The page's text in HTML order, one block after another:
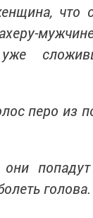
что
перо из
голова.